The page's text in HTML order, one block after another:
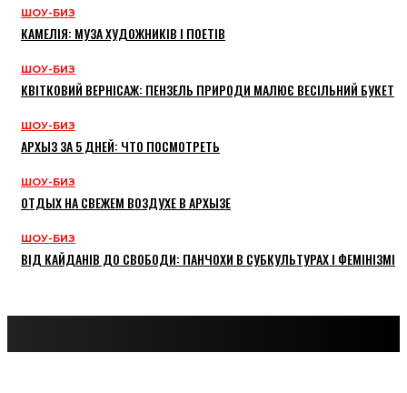
ШОУ-БИЗ
КАМЕЛІЯ: МУЗА ХУДОЖНИКІВ І ПОЕТІВ
ШОУ-БИЗ
КВІТКОВИЙ ВЕРНІСАЖ: ПЕНЗЕЛЬ ПРИРОДИ МАЛЮЄ ВЕСІЛЬНИЙ БУКЕТ
ШОУ-БИЗ
АРХЫЗ ЗА 5 ДНЕЙ: ЧТО ПОСМОТРЕТЬ
ШОУ-БИЗ
ОТДЫХ НА СВЕЖЕМ ВОЗДУХЕ В АРХЫЗЕ
ШОУ-БИЗ
ВІД КАЙДАНІВ ДО СВОБОДИ: ПАНЧОХИ В СУБКУЛЬТУРАХ І ФЕМІНІЗМІ